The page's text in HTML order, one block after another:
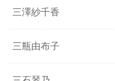
三澤紗千香
三瓶由布子